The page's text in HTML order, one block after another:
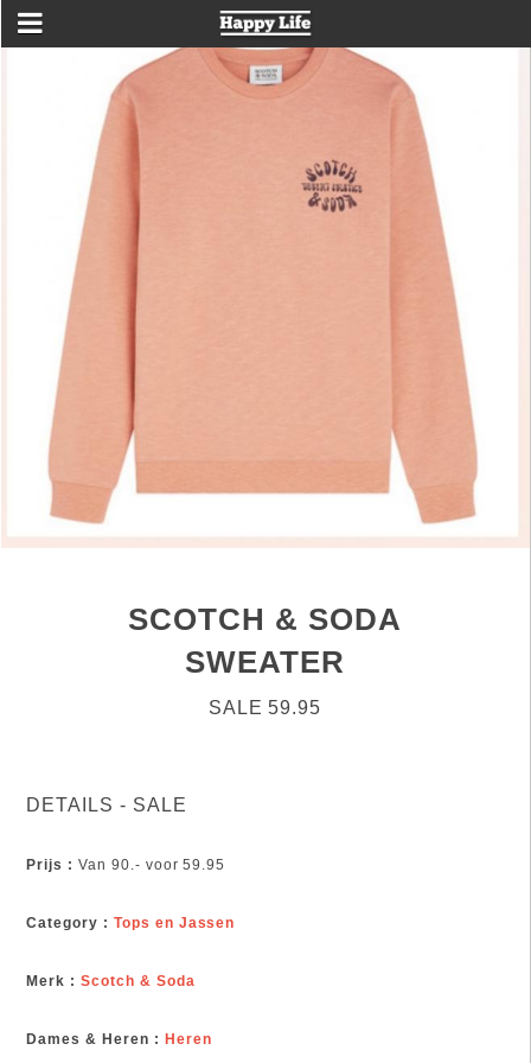
SCOTCH & SODA
SWEATER
SALE 59.95
DETAILS - SALE
Prijs : Van 90.- voor 59.95
Category : Tops en Jassen
Merk :Scotch & Soda
Dames & Heren : Heren